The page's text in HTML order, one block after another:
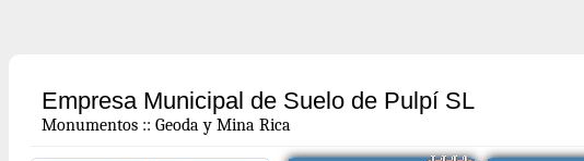
Empresa Municipal de Suelo de Pulpí SL
Monumentos :: Geoda y Mina Rica